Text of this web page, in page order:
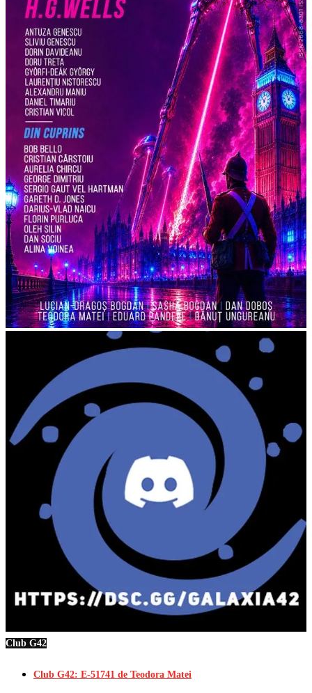
Club G42
Club G42: E-51741 de Teodora Matei